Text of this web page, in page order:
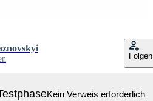
Folgen
Kein Verweis erforderlich